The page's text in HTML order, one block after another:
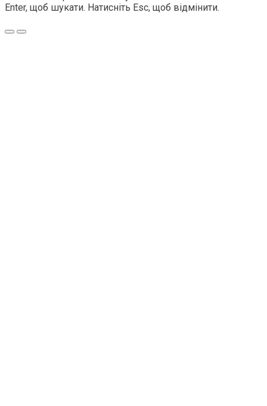
Enter, щоб шукати. Натисніть Esc, щоб відмінити.
Меню